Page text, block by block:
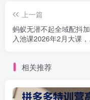
上一篇
蚂蚁无潜不起全域配抖
入池课2026年2月大课，
相关推荐